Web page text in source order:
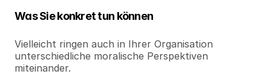
Was Sie konkret tun können
Vielleicht ringen auch in Ihrer Organisation
unterschiedliche moralische Perspektiven
miteinander.